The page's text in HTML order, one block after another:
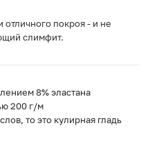
отличного покроя - и не
слимфит.
8% эластана
200 г/м
то это кулирная гладь